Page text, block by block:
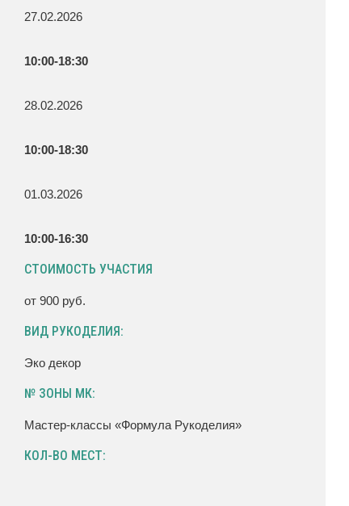
27.02.2026
10:00-18:30
28.02.2026
10:00-18:30
01.03.2026
10:00-16:30
СТОИМОСТЬ УЧАСТИЯ
от 900 руб.
ВИД РУКОДЕЛИЯ:
Эко декор
№ ЗОНЫ МК:
Мастер-классы «Формула Рукоделия»
КОЛ-ВО МЕСТ: